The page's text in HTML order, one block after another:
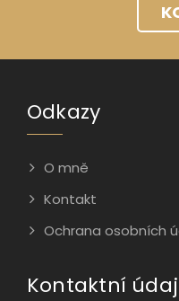
Odkazy
O mně
Kontakt
Ochrana osobních
Kontaktní